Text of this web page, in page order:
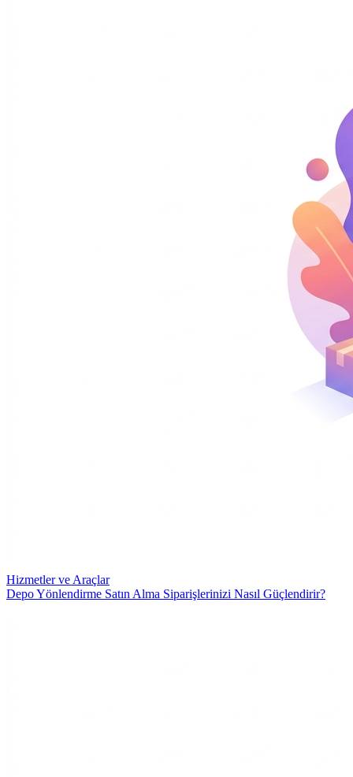
Hizmetler ve Araçlar
Depo Yönlendirme Satın Alma Siparişlerinizi Nasıl Güçlendirir?